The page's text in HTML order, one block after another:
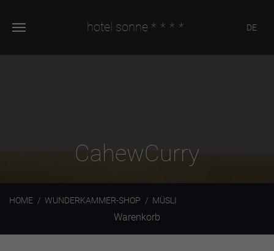
hotel sonne **** DE
CahewCurry
HOME WUNDERKAMMER-SHOP MÜSLI
Warenkorb